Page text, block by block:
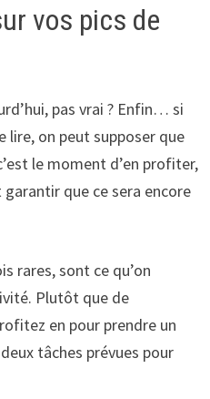
vos pics de
pas vrai ? Enfin… si
lire, on peut supposer que
le moment d’en profiter,
que ce sera encore
rares, sont ce qu’on
Plutôt que de
en pour prendre un
tâches prévues pour